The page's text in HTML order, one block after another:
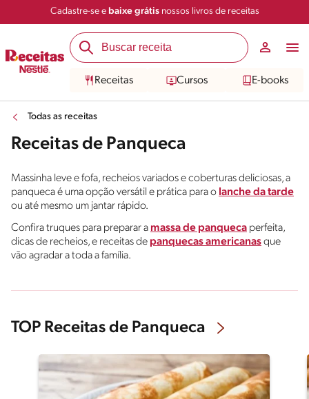
Cadastre-se e baixe grátisnossos livros de receitas
Receitas Cursos E-books
Todas as receitas
Receitas de Panqueca
Massinha leve e fofa, recheios variados e coberturas deliciosas, a
panqueca é uma opção versátil e prática para o lanche da tarde
ou até mesmo um jantar rápido.
Confira truques para preparar a massa de panqueca perfeita,
dicas de recheios, e receitas de panquecas americanasque
vão agradar a toda a família.
TOP Receitas de Panqueca